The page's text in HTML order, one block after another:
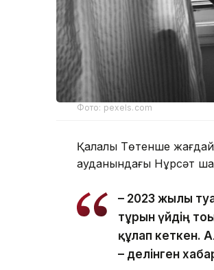
Фото: pexels.com
Қалалық Төтенше
ауданындағы Нұрсәт
– 2023 жылы
тұрғын үйдің
құлап кеткен.
– делінген